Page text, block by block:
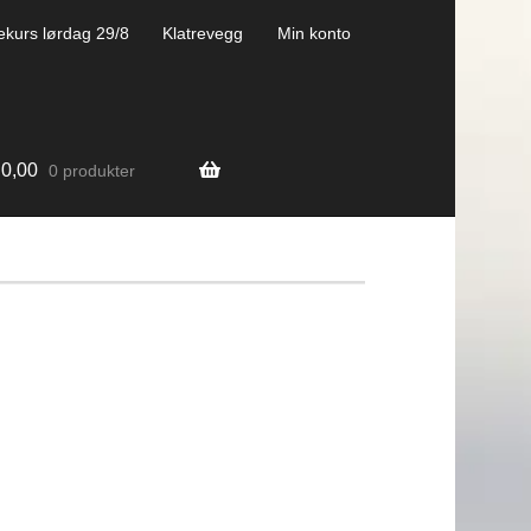
lørdag 29/8 Klatrevegg Min konto
0,00 0 produkter